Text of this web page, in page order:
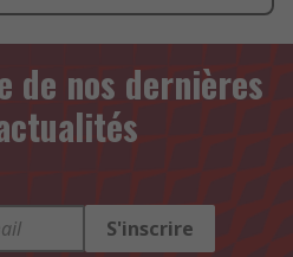
de nos dernières
S'inscrire